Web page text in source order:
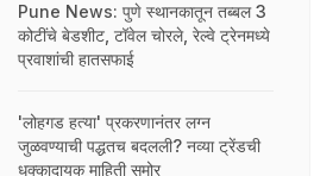
Pune News: पुणे स्थानकातून तब्बल 3
कोटींचे बेडशीट, टॉवेल चोरले, रेल्वे ट्रेनमध्ये
प्रवाशांची हातसफाई
'लोहगड हत्या' प्रकरणानंतर लग्न
जुळवण्याची पद्धतच बदलली? नव्या ट्रेंडची
धक्कादायक माहिती समोर